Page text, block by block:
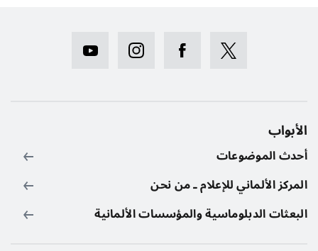
الأبواب
أحدث الموضوعات
المركز الألماني للإعلام ـ من نحن
البعثات الدبلوماسية والمؤسسات الألمانية